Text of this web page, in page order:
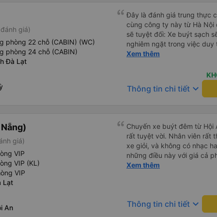
giá)
phòng 22 chỗ (CABIN) (WC)
phòng 24 chỗ (CABIN)
Đà Lạt
Đây là đánh giá trung thực
cùng công ty này từ Hà
sẽ tuyệt đối: Xe buýt sạch
nghiêm ngặt trong việc
phép ăn trên xe. Đây là lần
xe buýt đều trông mới và
trên xe hoạt động hoàn
sạc: Có sẵn cổng sạc USB
thư giãn và ngủ trong suốt
xuyên: Họ lên lịch dừng
mọi người. Điểm chưa tốt: •
chót: Vài giờ trước khi khởi
điểm đón đã được thay đổi
khoảng 30 phút. Tuy nhiên,
mức không thể chịu nổi. •
chúng tôi chuyển sang xe
Xem thêm
Thông tin chi tiết keyboard_arrow_down
giá)
VIP
VIP (KL)
VIP
Lạt
An
Chuyến xe buýt đêm từ Hội
rất tuyệt vời. Nhân viên rất
xe giỏi, và không có nhạc
những điều này với giá cả
tiếng Anh rất suôn sẻ, vì
được thông báo trước
trên xe, nhưng có nhà hàng
dừng. Bạn phải cởi giày và
Xem thêm
Thông tin chi tiết keyboard_arrow_down